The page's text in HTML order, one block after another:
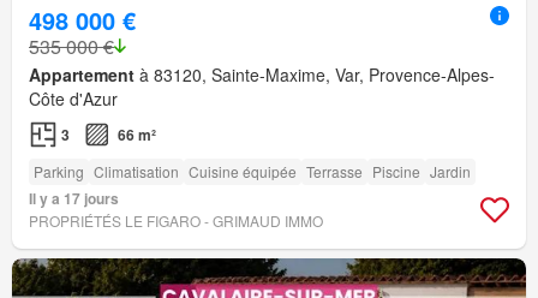
498 000 €
535 000 €
Appartement à 83120, Sainte-Maxime, Var, Provence-Alpes-
Côte d'Azur
3 66 m²
Parking Climatisation Cuisine équipée Terrasse Piscine Jardin
Il y a 17 jours
PROPRIÉTÉS LE FIGARO - GRIMAUD IMMO